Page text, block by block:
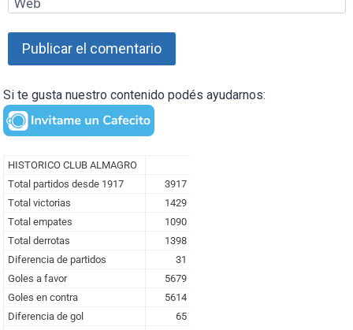
Si te gusta nuestro contenido podés ayudarnos: